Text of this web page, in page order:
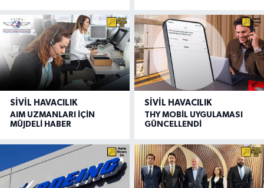
SIVIL HAVACILIK
AIM UZMANLARI İÇİN
MÜJDELİ HABER
SIVIL HAVACILIK
THY MOBİL UYGULAMASI
GÜNCELLENDİ